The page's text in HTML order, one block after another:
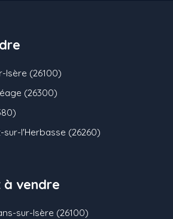
Isère (26100)
(26300)
l'Herbasse (26260)
vendre
sur-Isère (26100)